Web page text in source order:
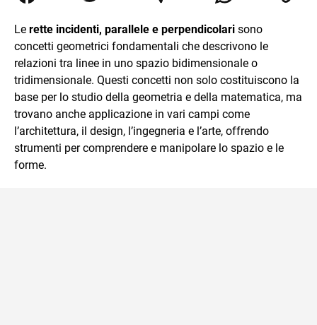
Relazioni Internazionali a Messina e in Economia
commercialisti sono stato chiamato per una supplenza
covid nella classe di insegnamento A47. Ho poi
conseguito l'abilitazione a Trieste nel sostegno e sono
entrato di ruolo nel 2023
Le rette incidenti, parallele e perpendicolari sono
concetti geometrici fondamentali che descrivono le
relazioni tra linee in uno spazio bidimensionale o
tridimensionale. Questi concetti non solo costituiscono la
base per lo studio della geometria e della matematica, ma
trovano anche applicazione in vari campi come
l’architettura, il design, l’ingegneria e l’arte, offrendo
strumenti per comprendere e manipolare lo spazio e le
forme.